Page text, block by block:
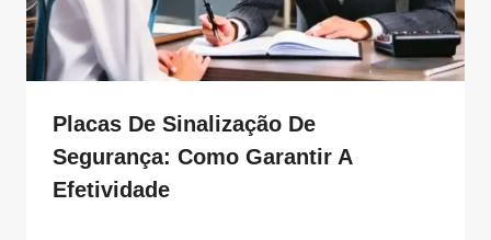
Placas De Sinalização De
Segurança: Como Garantir A
Efetividade